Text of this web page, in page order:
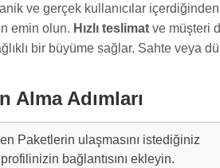
ve gerçek kullanıcılar
emin olun. Hızlı teslimat ve müşteri
bir büyüme sağlar. Sahte veya
Alma Adımları
Paketlerin ulaşmasını istediğiniz
bağlantısını ekleyin.